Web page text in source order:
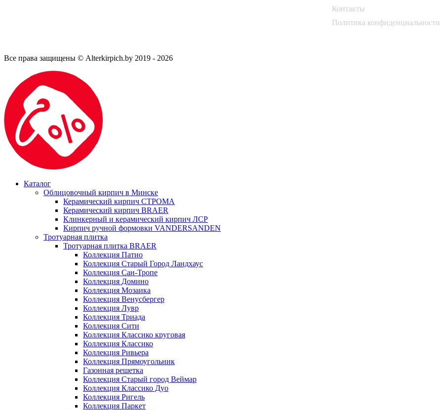
Контакты
Политика конфиденциальности
Все права защищены © Alterkirpich.by 2019 - 2026
Каталог
Облицовочный кирпич в Минске
Керамический кирпич СТРОМА
Керамический кирпич BRAER
Клинкерный и керамический кирпич ЛСР
Кирпич ручной формовки VANDERSANDEN
Тротуарная плитка
Тротуарная плитка BRAER
Коллекция Патио
Коллекция Старый Город Ландхаус
Коллекция Сан-Тропе
Коллекция Домино
Коллекция Мозаика
Коллекция Венусбергер
Коллекция Лувр
Коллекция Триада
Коллекция Сити
Коллекция Классико круговая
Коллекция Классико
Коллекция Ривьера
Коллекция Прямоугольник
Газонная решетка
Коллекция Старый город Веймар
Коллекция Классико Дуо
Коллекция Ригель
Коллекция Паркет